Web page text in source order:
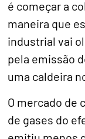
é começar a
maneira que
industrial vai
pela emissão
uma caldeira
O mercado de
de gases do